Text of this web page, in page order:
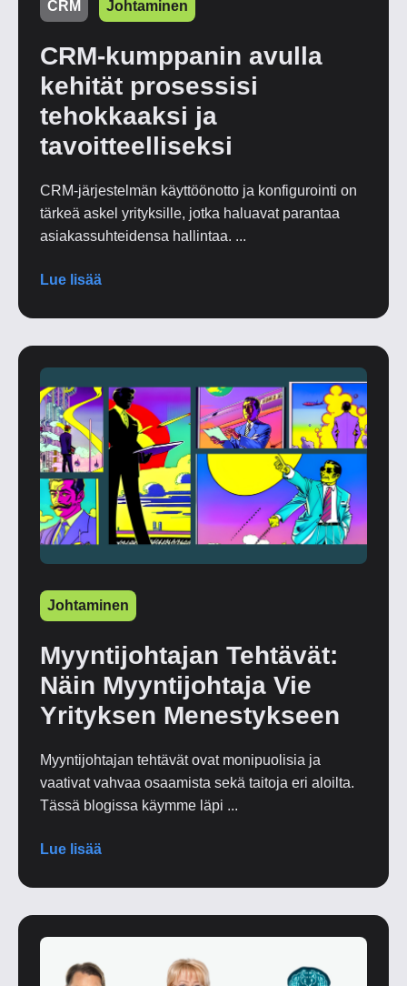
CRM Johtaminen
CRM-kumppanin avulla
kehität prosessisi
tehokkaaksi ja
tavoitteelliseksi
CRM-järjestelmän käyttöönotto ja konfigurointi on
tärkeä askel yrityksille, jotka haluavat parantaa
asiakassuhteidensa hallintaa. ...
Lue lisää
Johtaminen
Myyntijohtajan Tehtävät:
Näin Myyntijohtaja Vie
Yrityksen Menestykseen
Myyntijohtajan tehtävät ovat monipuolisia ja
vaativat vahvaa osaamista sekä taitoja eri aloilta.
Tässä blogissa käymme läpi ...
Lue lisää